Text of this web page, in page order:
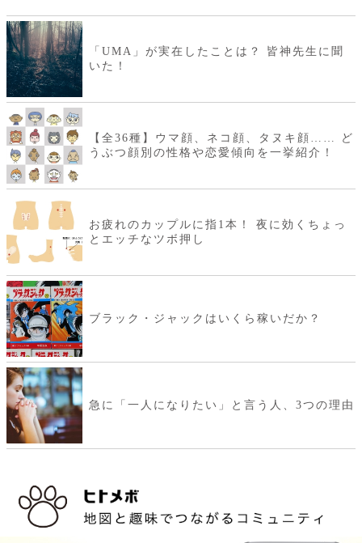
「UMA」が実在したことは？ 皆神先生に聞
いた！
【全36種】ウマ顔、ネコ顔、タヌキ顔…… ど
うぶつ顔別の性格や恋愛傾向を一挙紹介！
お疲れのカップルに指1本！ 夜に効くちょっ
とエッチなツボ押し
ブラック・ジャックはいくら稼いだか？
急に「一人になりたい」と言う人、3つの理由